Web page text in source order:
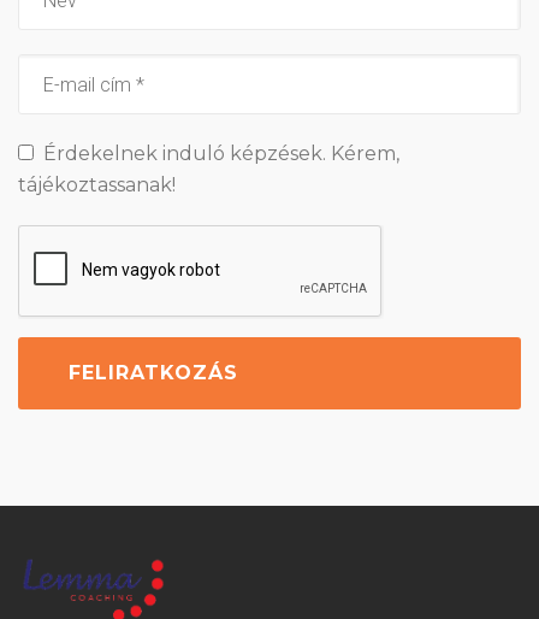
Érdekelnek induló képzések. Kérem,
tájékoztassanak!